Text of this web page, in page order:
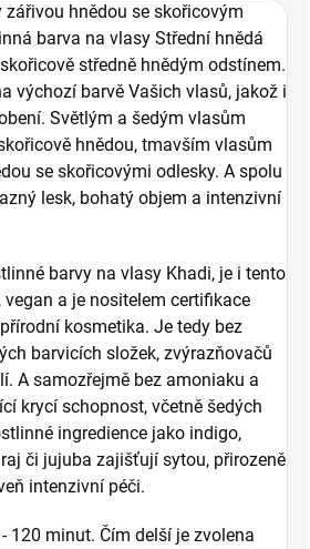
zářivou hnědou se skořicovým
barva na vlasy Střední hnědá
středně hnědým odstínem.
výchozí barvě Vašich vlasů, jakož i
Světlým a šedým vlasům
hnědou, tmavším vlasům
se skořicovými odlesky. A spolu
lesk, bohatý objem a intenzivní
barvy na vlasy Khadi, je i tento
a je nositelem certifikace
kosmetika. Je tedy bez
barvicích složek, zvýrazňovačů
A samozřejmě bez amoniaku a
krycí schopnost, včetně šedých
ingredience jako indigo,
či jujuba zajišťují sytou, přirozeně
intenzivní péči.
120 minut. Čím delší je zvolena